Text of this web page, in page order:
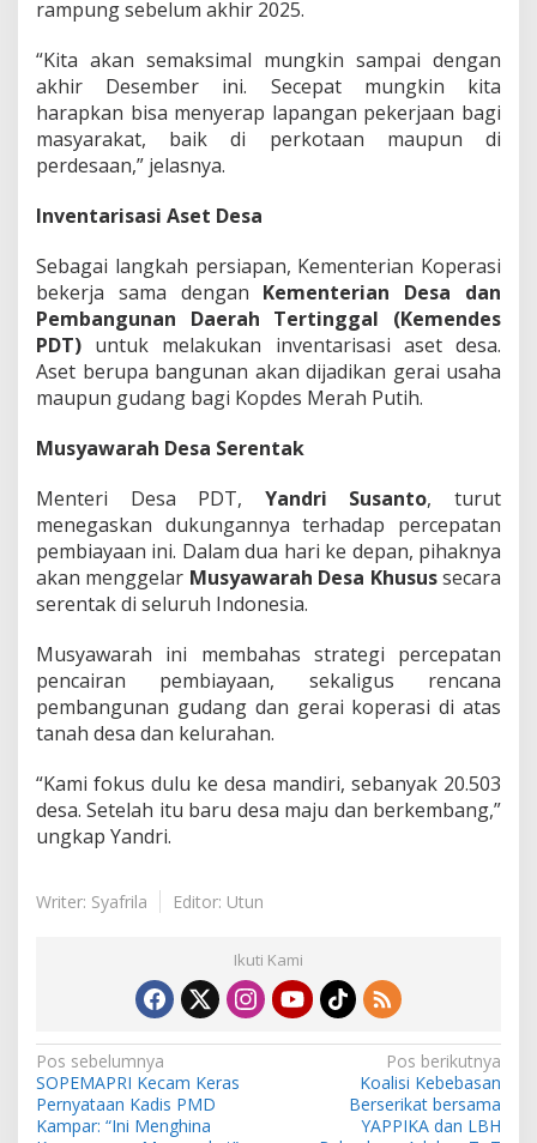
h
u
i
h
rampung sebelum akhir 2025.
“Kita akan semaksimal mungkin sampai dengan
akhir Desember ini. Secepat mungkin kita
harapkan bisa menyerap lapangan pekerjaan bagi
masyarakat, baik di perkotaan maupun di
perdesaan,” jelasnya.
Inventarisasi Aset Desa
Sebagai langkah persiapan, Kementerian Koperasi
bekerja sama dengan Kementerian Desa dan
Pembangunan Daerah Tertinggal (Kemendes
PDT) untuk melakukan inventarisasi aset desa.
Aset berupa bangunan akan dijadikan gerai usaha
maupun gudang bagi Kopdes Merah Putih.
Musyawarah Desa Serentak
Menteri Desa PDT, Yandri Susanto, turut
menegaskan dukungannya terhadap percepatan
pembiayaan ini. Dalam dua hari ke depan, pihaknya
akan menggelar Musyawarah Desa Khusussecara
serentak di seluruh Indonesia.
Musyawarah ini membahas strategi percepatan
pencairan pembiayaan, sekaligus rencana
pembangunan gudang dan gerai koperasi di atas
tanah desa dan kelurahan.
“Kami fokus dulu ke desa mandiri, sebanyak 20.503
desa. Setelah itu baru desa maju dan berkembang,”
ungkap Yandri.
Writer: Syafrila Editor: Utun
Ikuti Kami
N
a
v
Pos sebelumnya
SOPEMAPRI Kecam Keras
Pernyataan Kadis PMD
Kampar: “Ini Menghina
Pos berikutnya
Koalisi Kebebasan
Berserikat bersama
YAPPIKA dan LBH